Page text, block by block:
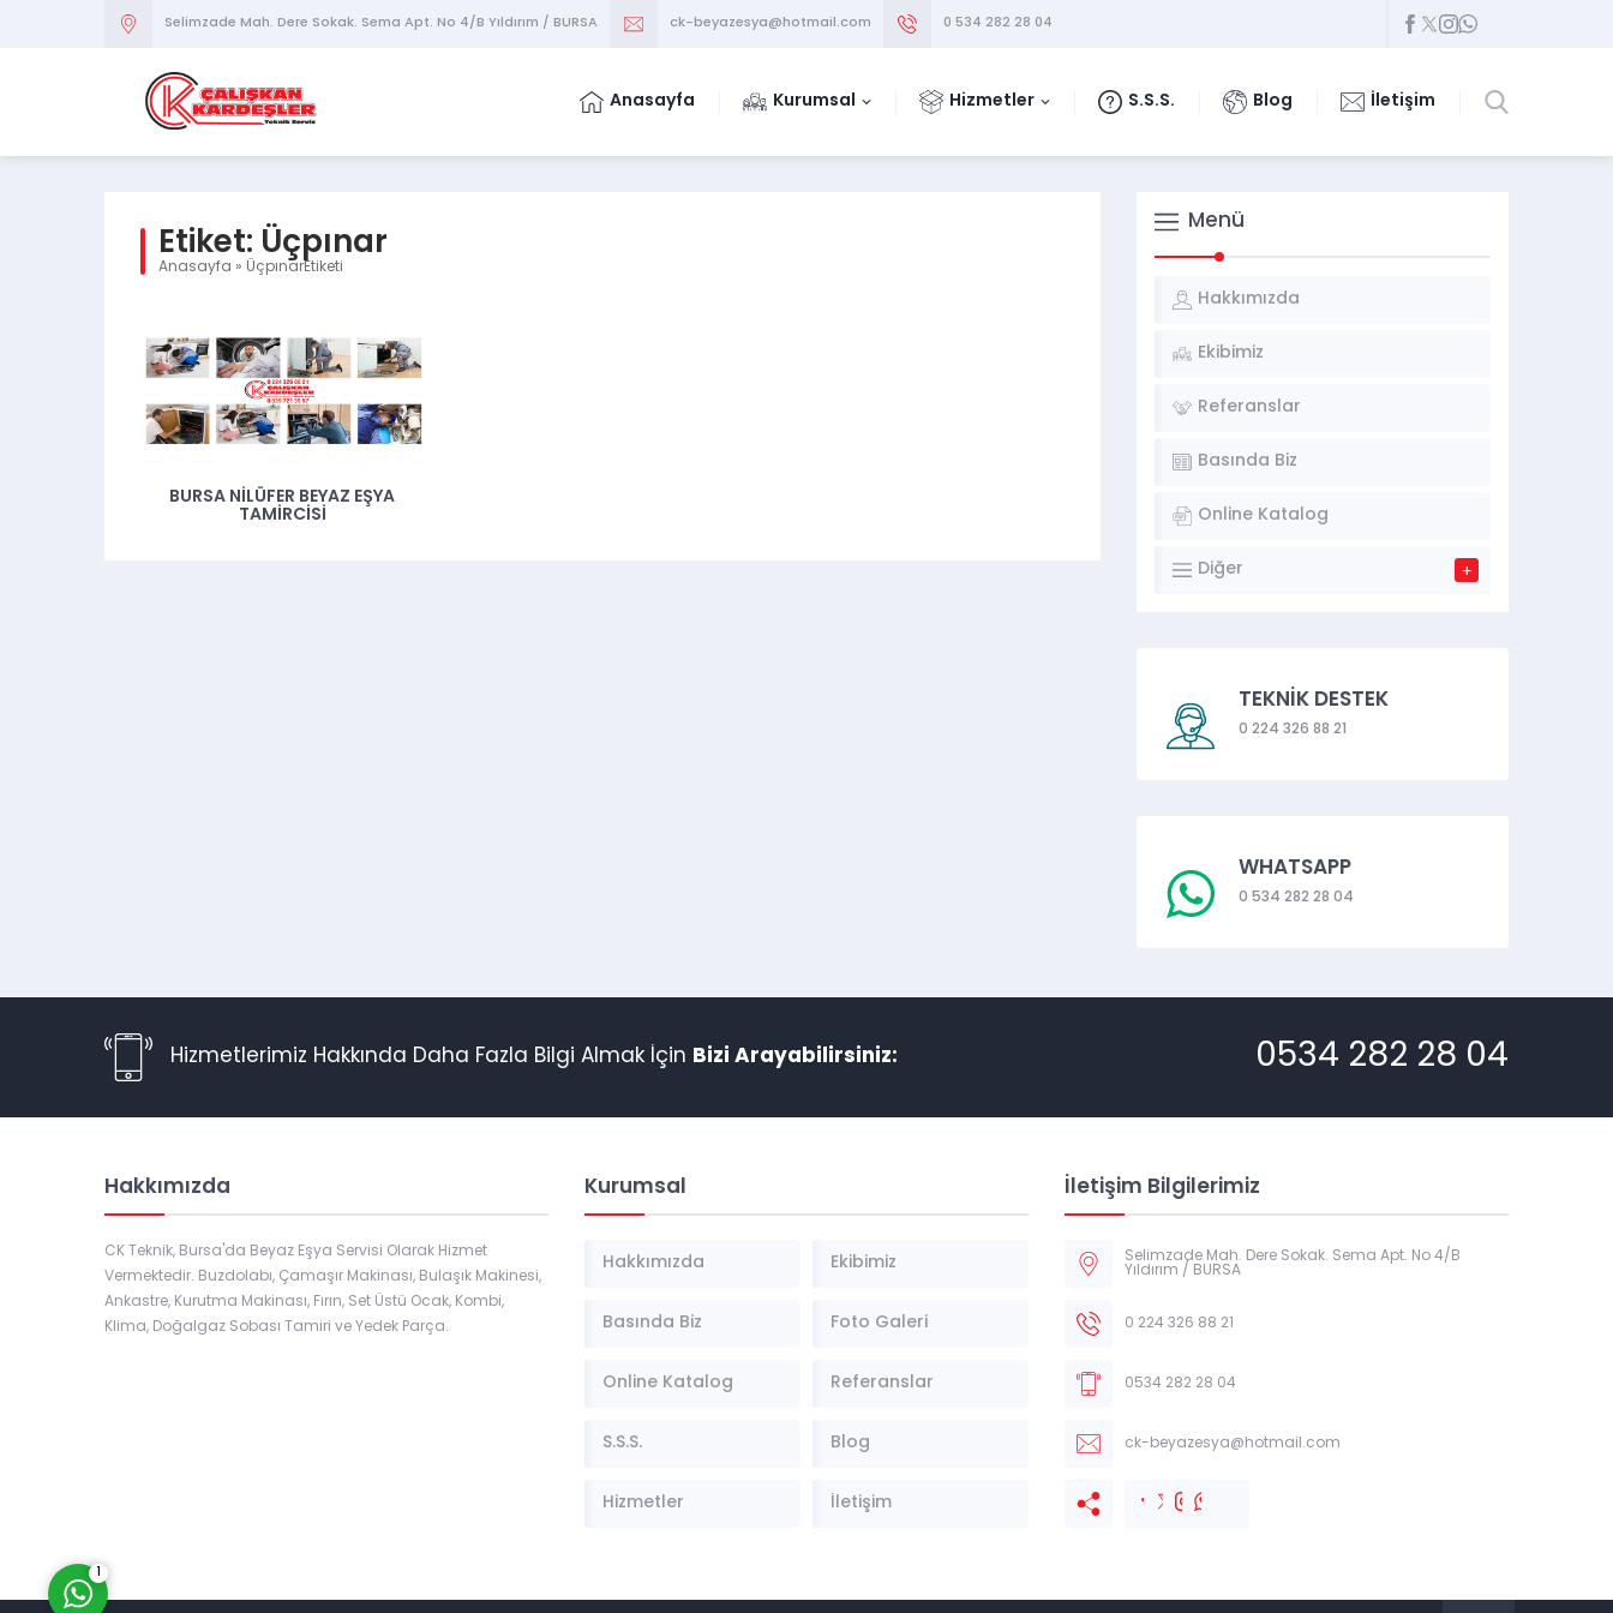
Selimzade Mah. Dere Sokak. Sema Apt. No 4/B Yıldırım / BURSA ck-beyazesya@hotmail.com 0 534 282 28 04
Anasayfa Kurumsal Hizmetler S.S.S. Blog İletişim
Etiket: Üçpınar
Anasayfa » ÜçpınarEtiketi
BURSA NILÜFER BEYAZ EŞYA
TAMIRCISI
Menü
Hakkımızda
Ekibimiz
Referanslar
Basında Biz
Online Katalog
Diğer
TEKNİK DESTEK
0 224 326 88 21
WHATSAPP
0 534 282 28 04
Hizmetlerimiz Hakkında Daha Fazla Bilgi Almak İçin Bizi Arayabilirsiniz: 0534 282 28 04
Hakkımızda
CK Teknik, Bursa'da Beyaz Eşya Servisi Olarak Hizmet
Vermektedir. Buzdolabı, Çamaşır Makinası, Bulaşık Makinesi,
Ankastre, Kurutma Makinası, Fırın, Set Üstü Ocak, Kombi,
Klima, Doğalgaz Sobası Tamiri ve Yedek Parça.
Kurumsal
Hakkımızda Ekibimiz
Basında Biz Foto Galeri
Online Katalog Referanslar
S.S.S. Blog
Hizmetler İletişim
İletişim Bilgilerimiz
Selimzade Mah. Dere Sokak. Sema Apt. No 4/B
Yıldırım / BURSA
0 224 326 88 21
0534 282 28 04
ck-beyazesya@hotmail.com
Müşteri Temsilcisi